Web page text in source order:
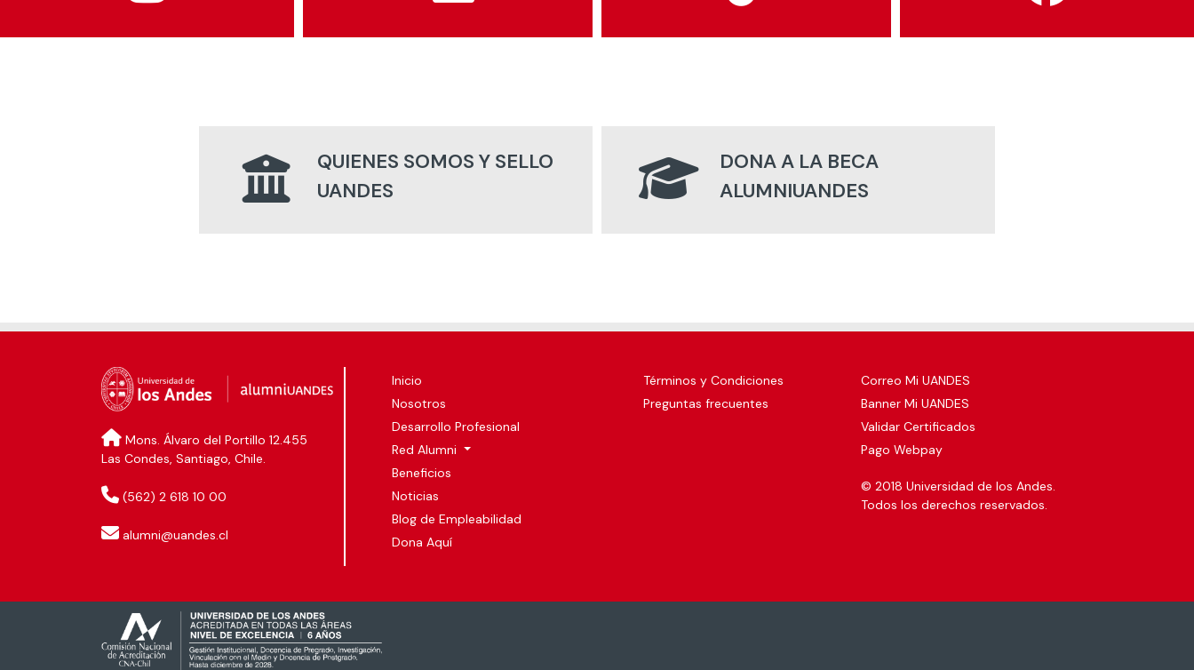
QUIENES SOMOS Y SELLO
UANDES
DONA A LA BECA
ALUMNIUANDES
Mons. Álvaro del Portillo 12.455
Las Condes, Santiago, Chile.
(562) 2 618 10 00
alumni@uandes.cl
Inicio
Nosotros
Desarrollo Profesional
Red Alumni
Beneficios
Noticias
Blog de Empleabilidad
Dona Aquí
Términos y Condiciones
Preguntas frecuentes
Correo Mi UANDES
Banner Mi UANDES
Validar Certificados
Pago Webpay
© 2018 Universidad de los Andes.
Todos los derechos reservados.